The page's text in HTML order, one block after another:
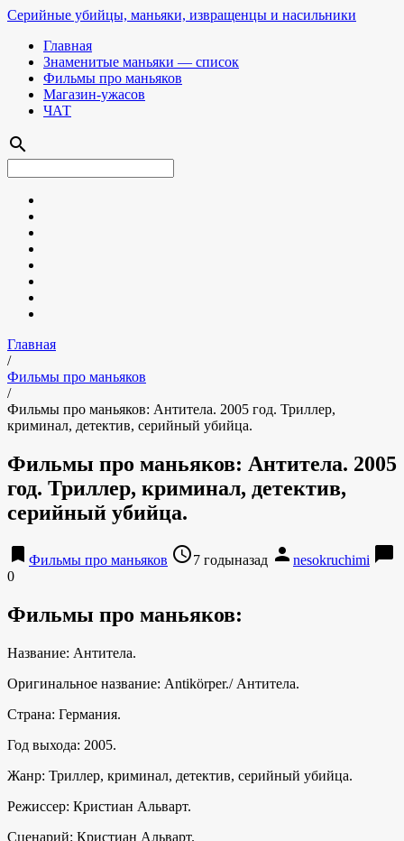
Серийные убийцы, маньяки, извращенцы и насильники
Главная
Знаменитые маньяки — список
Фильмы про маньяков
Магазин-ужасов
ЧАТ
search
Главная
/
Фильмы про маньяков
/
Фильмы про маньяков: Антитела. 2005 год. Триллер,
криминал, детектив, серийный убийца.
Фильмы про маньяков: Антитела. 2005
год. Триллер, криминал, детектив,
серийный убийца.
bookmark Фильмы про маньяков access_time7 годыназад person nesokruchimi chat_bubble
0
Фильмы про маньяков:
Название: Антитела.
Оригинальное название: Antikörper./ Антитела.
Страна: Германия.
Год выхода: 2005.
Жанр: Триллер, криминал, детектив, серийный убийца.
Режиссер: Кристиан Альварт.
Сценарий: Кристиан Альварт.